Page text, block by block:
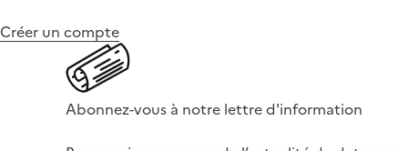
Créer un compte
Abonnez-vous à notre lettre d'information